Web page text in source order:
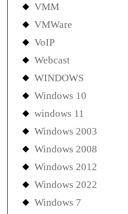
VMM
VMWare
VoIP
Webcast
WINDOWS
Windows 10
windows 11
Windows 2003
Windows 2008
Windows 2012
Windows 2022
Windows 7